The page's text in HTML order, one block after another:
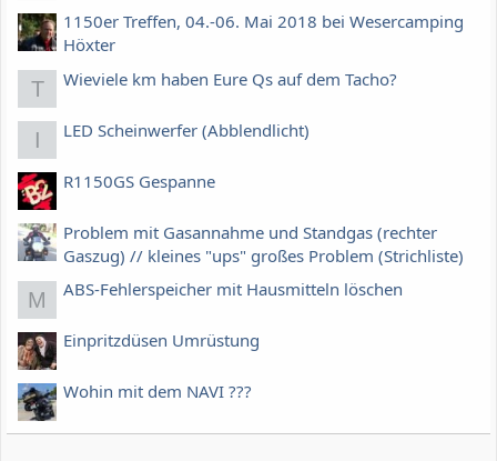
1150er Treffen, 04.-06. Mai 2018 bei Wesercamping
Höxter
T Wieviele km haben Eure Qs auf dem Tacho?
I LED Scheinwerfer (Abblendlicht)
R1150GS Gespanne
Problem mit Gasannahme und Standgas (rechter
Gaszug) // kleines "ups" großes Problem (Strichliste)
M ABS-Fehlerspeicher mit Hausmitteln löschen
Einpritzdüsen Umrüstung
Wohin mit dem NAVI ???